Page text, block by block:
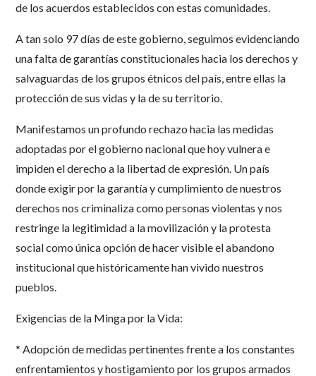
de los acuerdos establecidos con estas comunidades.
A tan solo 97 días de este gobierno, seguimos evidenciando
una falta de garantías constitucionales hacia los derechos y
salvaguardas de los grupos étnicos del país, entre ellas la
protección de sus vidas y la de su territorio.
Manifestamos un profundo rechazo hacia las medidas
adoptadas por el gobierno nacional que hoy vulnera e
impiden el derecho a la libertad de expresión. Un país
donde exigir por la garantía y cumplimiento de nuestros
derechos nos criminaliza como personas violentas y nos
restringe la legitimidad a la movilización y la protesta
social como única opción de hacer visible el abandono
institucional que históricamente han vivido nuestros
pueblos.
Exigencias de la Minga por la Vida:
* Adopción de medidas pertinentes frente a los constantes
enfrentamientos y hostigamiento por los grupos armados